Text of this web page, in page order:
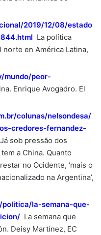
2019/12/08/estado
La política
en América Latina,
mundo/peor-
Enrique Avogadro. El
colunas/nelsondesa/
credores-fernandez-
Já sob pressão dos
a China. Quanto
no Ocidente, ‘mais o
na Argentina’,
la-semana-que-
La semana que
Deisy Martínez, EC